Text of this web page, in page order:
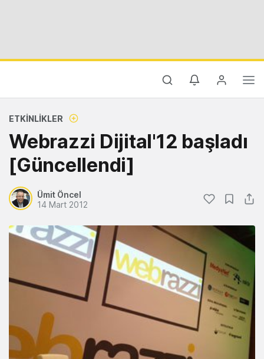
ETKINLIKLER
Webrazzi Dijital'12 başladı
[Güncellendi]
Ümit Öncel
14 Mart 2012